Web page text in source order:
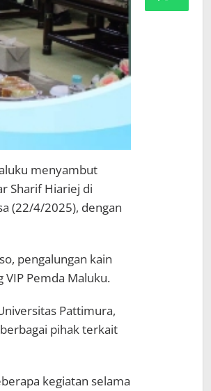
menyambut
Sharif Hiariej di
(22/4/2025), dengan
pengalungan kain
Pemda Maluku.
Pattimura,
pihak terkait
kegiatan selama